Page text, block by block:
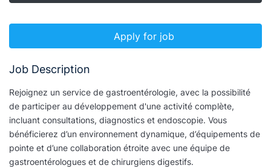
Apply for job
Job Description
Rejoignez un service de gastroentérologie, avec la possibilité
de participer au développement d'une activité complète,
incluant consultations, diagnostics et endoscopie. Vous
bénéficierez d’un environnement dynamique, d’équipements de
pointe et d’une collaboration étroite avec une équipe de
gastroentérologues et de chirurgiens digestifs.